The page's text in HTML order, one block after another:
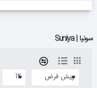
سونیا | Suniya